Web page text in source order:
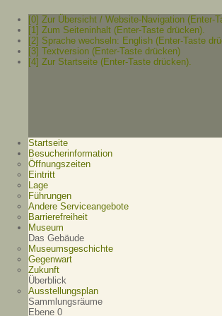
[0] Zur Übersicht / Website-Navigation (Enter-
[1] Zum Seiteninhalt (Enter-Taste drücken).
[2] Sprache wechseln: English (Enter-Taste
[3] Textversion (Enter-Taste drücken)
[4] Zur Startseite (Enter-Taste drücken).
Startseite
Besucherinformation
Öffnungszeiten
Eintritt
Lage
Führungen
Andere Serviceangebote
Barrierefreiheit
Museum
Das Gebäude
Museumsgeschichte
Gegenwart
Zukunft
Überblick
Ausstellungsplan
Sammlungsräume
Ebene 0